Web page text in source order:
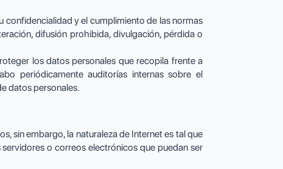
confidencialidad y el cumplimiento de las normas
difusión prohibida, divulgación, pérdida o
los datos personales que recopila frente a
periódicamente auditorías internas sobre el
datos personales.
sin embargo, la naturaleza de Internet es tal que
o correos electrónicos que puedan ser